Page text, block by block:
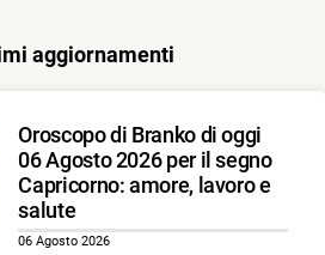
aggiornamenti
Oroscopo di Branko di oggi
06 Agosto 2026 per il segno
Capricorno: amore, lavoro e
salute
06 Agosto 2026